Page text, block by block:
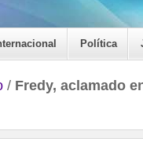
Política
/ Fredy, aclamado